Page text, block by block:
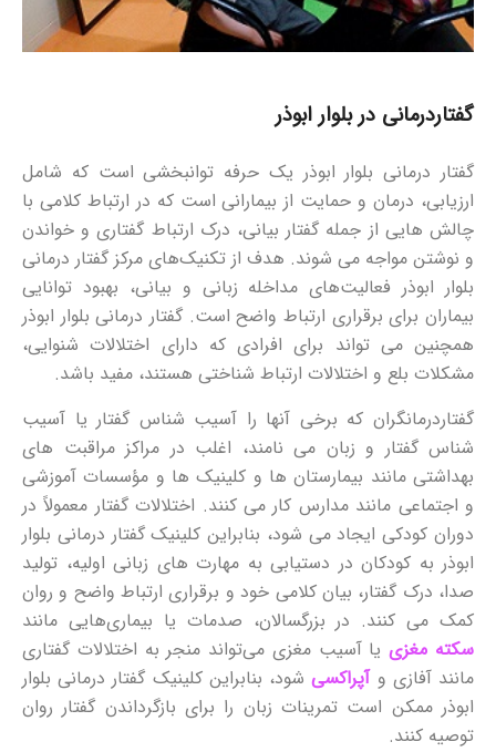
گفتاردرمانی در بلوار ابوذر
گفتار درمانی بلوار ابوذر یک حرفه توانبخشی است که شامل
ارزیابی، درمان و حمایت از بیمارانی است که در ارتباط کلامی با
چالش هایی از جمله گفتار بیانی، درک ارتباط گفتاری و خواندن
و نوشتن مواجه می شوند. هدف از تکنیک‌های مرکز گفتار درمانی
بلوار ابوذر فعالیت‌های مداخله زبانی و بیانی، بهبود توانایی
بیماران برای برقراری ارتباط واضح است. گفتار درمانی بلوار ابوذر
همچنین می تواند برای افرادی که دارای اختلالات شنوایی،
مشکلات بلع و اختلالات ارتباط شناختی هستند، مفید باشد.
گفتاردرمانگران که برخی آنها را آسیب شناس گفتار یا آسیب
شناس گفتار و زبان می نامند، اغلب در مراکز مراقبت های
بهداشتی مانند بیمارستان ها و کلینیک ها و مؤسسات آموزشی
و اجتماعی مانند مدارس کار می کنند. اختلالات گفتار معمولاً در
دوران کودکی ایجاد می شود، بنابراین کلینیک گفتار درمانی بلوار
ابوذر به کودکان در دستیابی به مهارت های زبانی اولیه، تولید
صدا، درک گفتار، بیان کلامی خود و برقراری ارتباط واضح و روان
کمک می کنند. در بزرگسالان، صدمات یا بیماری‌هایی مانند
سکته مغزییا آسیب مغزی می‌تواند منجر به اختلالات گفتاری
مانند آفازی وآپراکسیشود، بنابراین کلینیک گفتار درمانی بلوار
ابوذر ممکن است تمرینات زبان را برای بازگرداندن گفتار روان
توصیه کنند.